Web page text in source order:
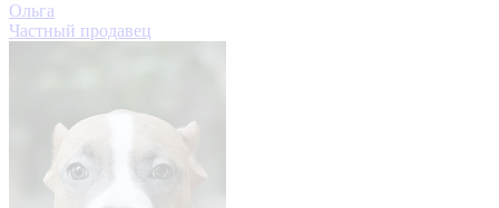
Ольга
Частный продавец